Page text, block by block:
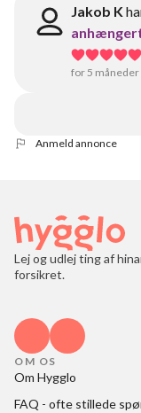
Jakob K
for 5 måneder
Anmeld annonce
Lej og udlej ting af
forsikret.
OM OS
Om Hygglo
FAQ - ofte stillede